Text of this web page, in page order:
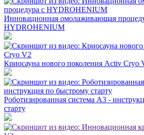
Инновационная омолаживающая
HYDROHENIUM
Криосауна нового поколения Activ Cryo
Роботизированная система А3 -
старту